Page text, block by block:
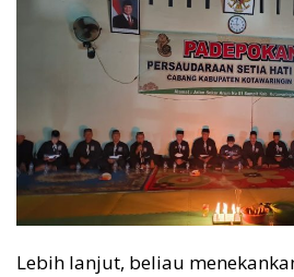
Lebih lanjut, beliau